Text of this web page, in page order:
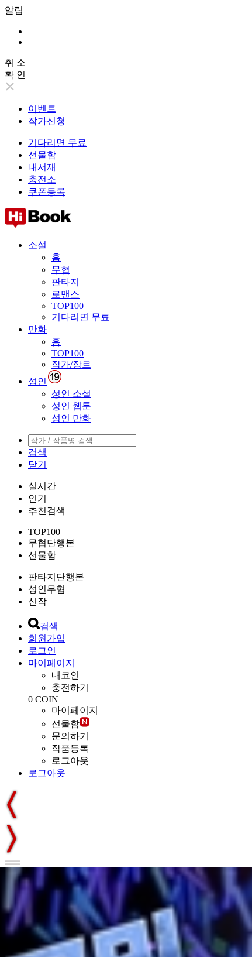
알림
취 소
확 인
이벤트
작가신청
기다리면 무료
선물함
내서재
충전소
쿠폰등록
소설
홈
무협
판타지
로맨스
TOP100
기다리면 무료
만화
홈
TOP100
작가/장르
성인
성인 소설
성인 웹툰
성인 만화
검색
닫기
실시간
인기
추천검색
TOP100
무협단행본
선물함
판타지단행본
성인무협
신작
검색
회원가입
로그인
마이페이지
내코인
충전하기
0 COIN
마이페이지
선물함
문의하기
작품등록
로그아웃
로그아웃